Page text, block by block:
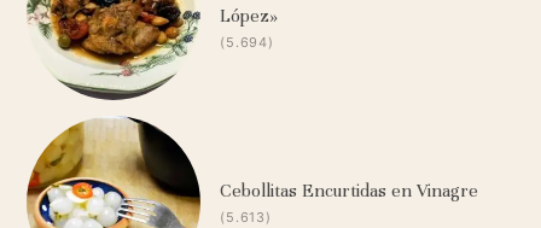
López»
(5.694)
Cebollitas Encurtidas en Vinagre
(5.613)